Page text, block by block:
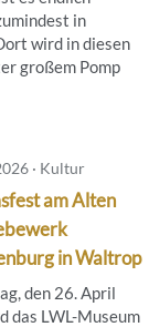
in
wird in diesen
großem Pomp
· Kultur
am Alten
in Waltrop
den 26. April
das LWL-Museum